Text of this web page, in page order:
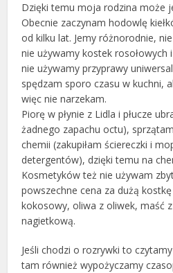
Dzięki temu moja rodzina może
Obecnie zaczynam hodowlę
od kilku lat. Jemy różnorodnie,
nie używamy kostek rosołowych
nie używamy przyprawy
spędzam sporo czasu w kuchni,
więc nie narzekam.
Piorę w płynie z Lidla i płucze
żadnego zapachu octu),
chemii (zakupiłam ściereczki i
detergentów), dzięki temu na
Kosmetyków też nie używam
powszechne cena za dużą
kokosowy, oliwa z oliwek, maść
nagietkową.
Jeśli chodzi o rozrywki to
tam również wypożyczamy